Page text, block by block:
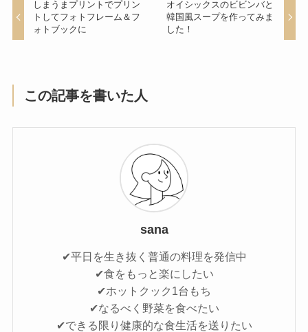
しまうまプリントでプリン
トしてフォトフレーム＆フ
ォトブックに
オイシックスのビビンバと
韓国風スープを作ってみま
した！
この記事を書いた人
sana
✔平日を生き抜く普通の料理を発信中
✔食をもっと楽にしたい
✔ホットクック1台もち
✔なるべく野菜を食べたい
✔できる限り健康的な食生活を送りたい